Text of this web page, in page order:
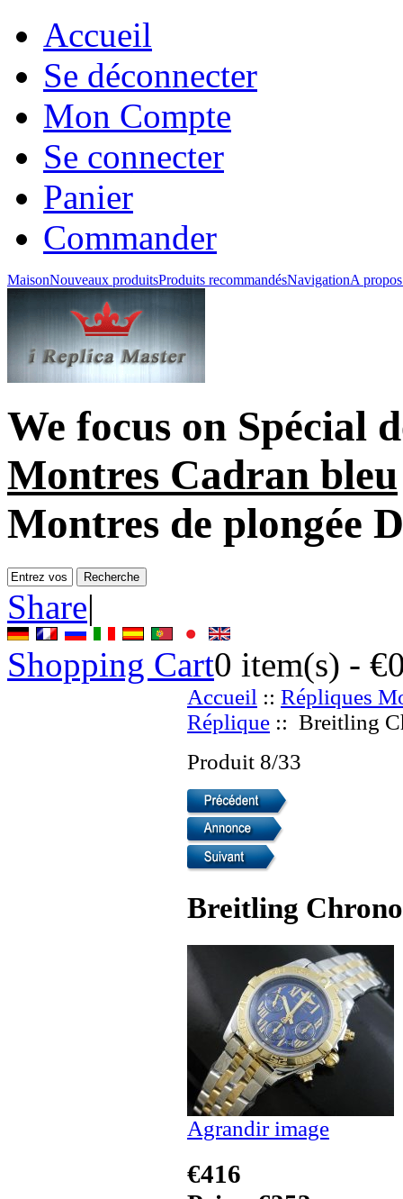
Accueil
Se déconnecter
Mon Compte
Se connecter
Panier
Commander
MaisonNouveaux produitsProduits recommandésNavigationA
We focus on Spécial
Montres Cadran bleu
Montres de plongée
Share|
Shopping Cart0 item(s) -
Accueil :: Répliques
Réplique :: Breitling
Produit 8/33
Breitling
Agrandir image
€416